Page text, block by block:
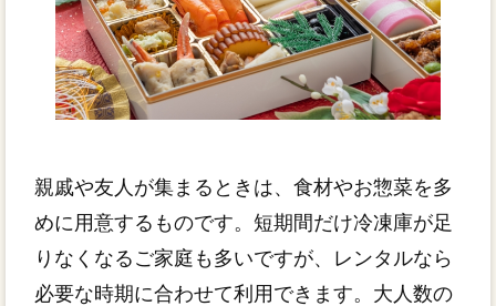
親戚や友人が集まるときは、食材やお惣菜を多
めに用意するものです。短期間だけ冷凍庫が足
りなくなるご家庭も多いですが、レンタルなら
必要な時期に合わせて利用できます。大人数の